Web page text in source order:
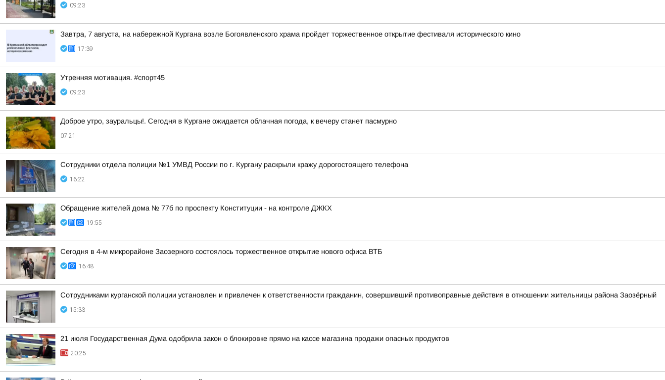
09:23
Завтра, 7 августа, на набережной Кургана возле Богоявленского храма пройдет торжественное открытие фестиваля исторического кино
17:39
Утренняя мотивация. #спорт45
09:23
Доброе утро, зауральцы!. Сегодня в Кургане ожидается облачная погода, к вечеру станет пасмурно
07:21
Сотрудники отдела полиции №1 УМВД России по г. Кургану раскрыли кражу дорогостоящего телефона
16:22
Обращение жителей дома № 77б по проспекту Конституции - на контроле ДЖКХ
19:55
Сегодня в 4-м микрорайоне Заозерного состоялось торжественное открытие нового офиса ВТБ
16:48
Сотрудниками курганской полиции установлен и привлечен к ответственности гражданин, совершивший противоправные действия в отношении жительницы района Заозёрный
15:33
21 июля Государственная Дума одобрила закон о блокировке прямо на кассе магазина продажи опасных продуктов
20:25